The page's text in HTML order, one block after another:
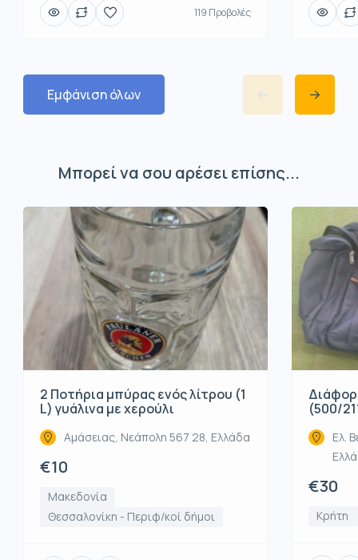
119 Προβολές
Εμφάνιση όλων
Μπορεί να σου αρέσει επίσης...
2 Ποτήρια μπύρας ενός λίτρου (1
L) γυάλινα με χερούλι
Αμάσειας, Νεάπολη 567 28, Ελλάδα
€10
Μακεδονία
Θεσσαλονίκη - Περιφ/κοί δήμοι
(500/
Ελ.
€30
Κρήτη